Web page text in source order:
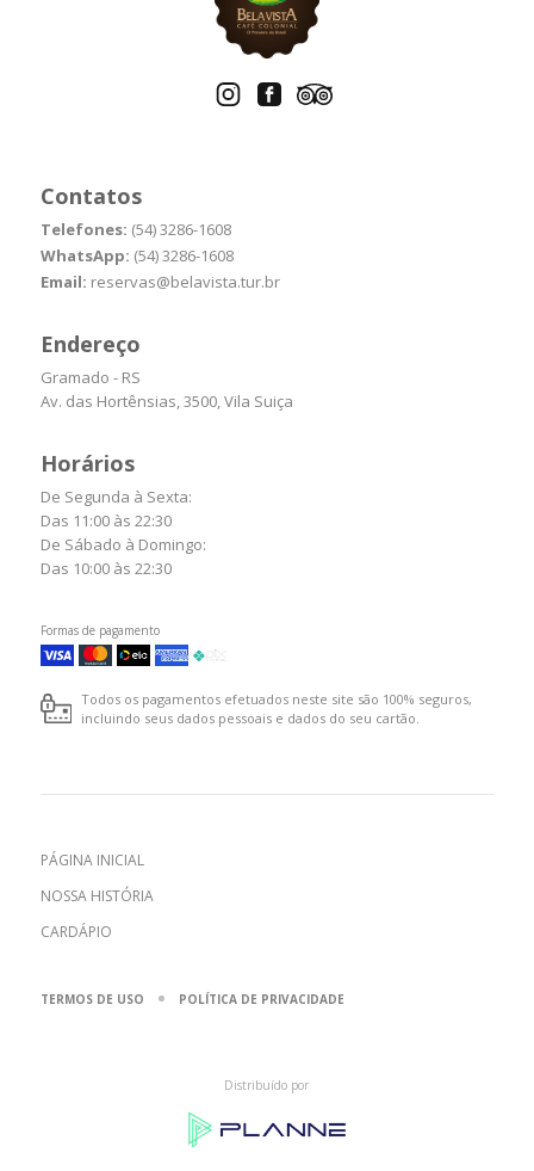
Contatos
Telefones: (54) 3286-1608
WhatsApp: (54) 3286-1608
Email: reservas@belavista.tur.br
Endereço
Gramado - RS
Av. das Hortênsias, 3500, Vila Suiça
Horários
De Segunda à Sexta:
Das 11:00 às 22:30
De Sábado à Domingo:
Das 10:00 às 22:30
Formas de pagamento
Todos os pagamentos efetuados neste site são 100% seguros,
incluindo seus dados pessoais e dados do seu cartão.
PÁGINA INICIAL
NOSSA HISTÓRIA
CARDÁPIO
TERMOS DE USO POLÍTICA DE PRIVACIDADE
Distribuído por